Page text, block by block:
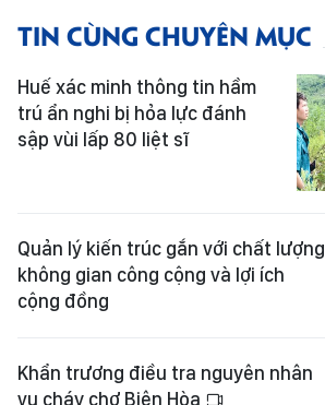
TIN CÙNG CHUYÊN MỤC
Huế xác minh thông tin hầm
trú ẩn nghi bị hỏa lực đánh
sập vùi lấp 80 liệt sĩ
Quản lý kiến trúc gắn với chất lượng
không gian công cộng và lợi ích
cộng đồng
Khẩn trương điều tra nguyên nhân
vụ cháy chợ Biên Hòa